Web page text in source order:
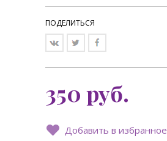
ПОДЕЛИТЬСЯ
Добавить в избранное
350 руб.